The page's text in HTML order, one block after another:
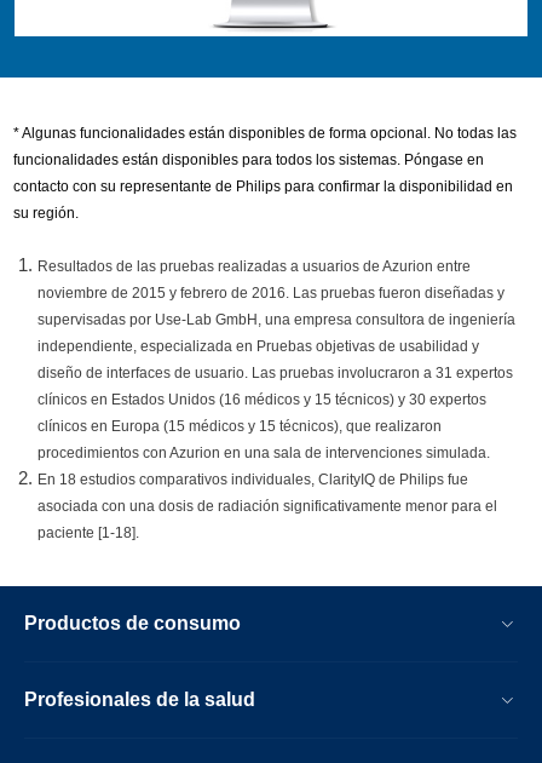
* Algunas funcionalidades están disponibles de forma opcional. No todas las
funcionalidades están disponibles para todos los sistemas. Póngase en
contacto con su representante de Philips para confirmar la disponibilidad en
su región.
Resultados de las pruebas realizadas a usuarios de Azurion entre
noviembre de 2015 y febrero de 2016. Las pruebas fueron diseñadas y
supervisadas por Use-Lab GmbH, una empresa consultora de ingeniería
independiente, especializada en Pruebas objetivas de usabilidad y
diseño de interfaces de usuario. Las pruebas involucraron a 31 expertos
clínicos en Estados Unidos (16 médicos y 15 técnicos) y 30 expertos
clínicos en Europa (15 médicos y 15 técnicos), que realizaron
procedimientos con Azurion en una sala de intervenciones simulada.
En 18 estudios comparativos individuales, ClarityIQ de Philips fue
asociada con una dosis de radiación significativamente menor para el
paciente [1-18].
Productos de consumo
Profesionales de la salud